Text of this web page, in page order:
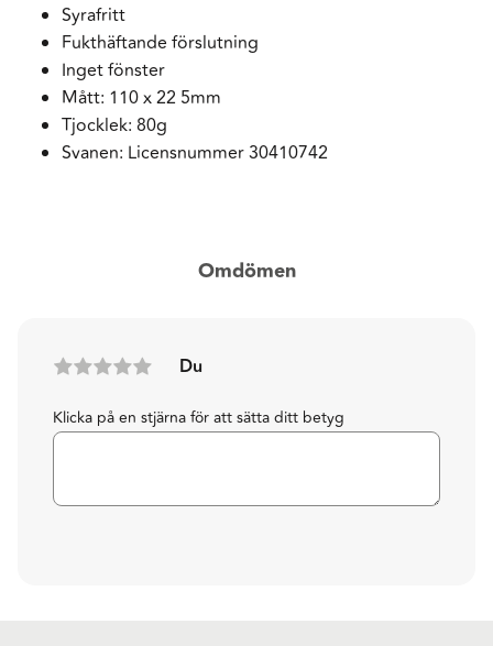
Syrafritt
Fukthäftande förslutning
Inget fönster
Mått: 110 x 22 5mm
Tjocklek: 80g
Svanen: Licensnummer 30410742
Omdömen
Du
Klicka på en stjärna för att sätta ditt betyg